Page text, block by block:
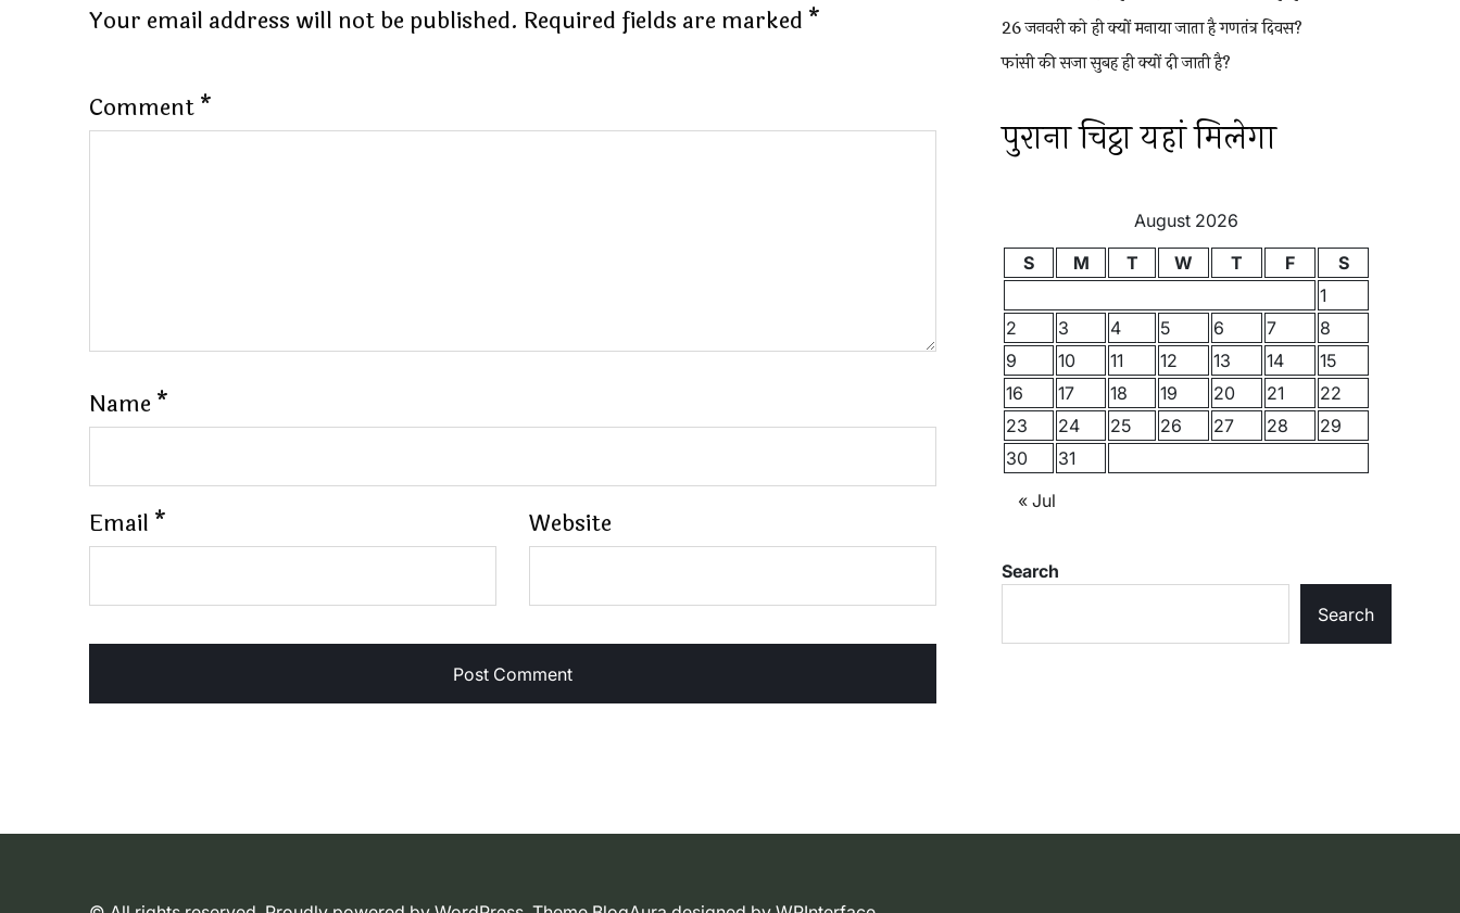
Your email address will not be published. Required fields are marked *
Comment*
Name *
Email * Website
26 जनवरी को ही क्यों मनाया जाता है गणतंत्र दिवस?
फांसी की सजा सुबह ही क्यों दी जाती है?
पुराना चिट्ठा यहां मिलेगा
August 2026
S
M T W T F
S
1
2
3 4 5 6 7
8
9
10 11 12 13 14
15
16
17 18 19 20 21
22
23
24 25 26 27 28
29
30
31
« Jul
Search
Search